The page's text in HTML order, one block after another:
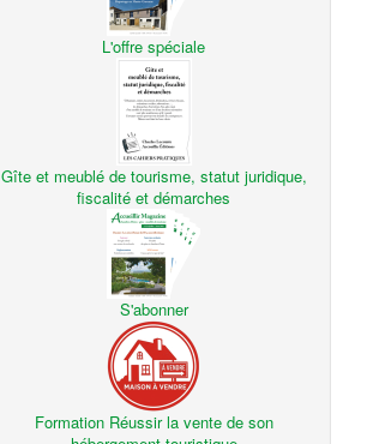
L'offre spéciale
Gîte et meublé de tourisme, statut juridique,
fiscalité et démarches
S'abonner
Formation Réussir la vente de son